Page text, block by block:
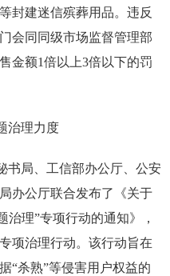
封建迷信殡葬用品。违反
会同同级市场监督管理部
金额1倍以上3倍以下的罚
治理力度
书局、工信部办公厅、公安
办公厅联合发布了《关于
治理”专项行动的通知》，
项治理行动。该行动旨在
“杀熟”等侵害用户权益的